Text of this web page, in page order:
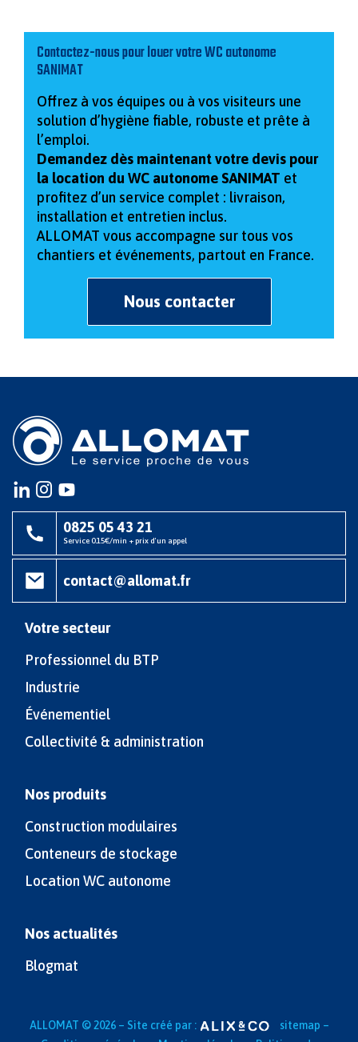
Contactez-nous pour louer votre WC autonome
SANIMAT
Offrez à vos équipes ou à vos visiteurs une
solution d’hygiène fiable, robuste et prête à
l’emploi.
Demandez dès maintenant votre devis pour
la location du WC autonome SANIMAT et
profitez d’un service complet : livraison,
installation et entretien inclus.
ALLOMAT vous accompagne sur tous vos
chantiers et événements, partout en France.
Nous contacter
Instagram
instagram
youtube
0825 05 43 21
Service 0.15€/min + prix d'un appel
contact@allomat.fr
Votre secteur
Professionnel du BTP
Industrie
Événementiel
Collectivité & administration
Nos produits
Construction modulaires
Conteneurs de stockage
Location WC autonome
Nos actualités
Blogmat
ALLOMAT © 2026 – Site créé par : sitemap –